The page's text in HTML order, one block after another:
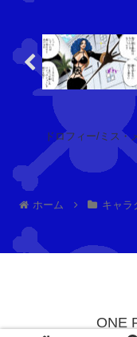
マ
ー
ジ
r.
ク
0)
ニ
ン
ドロフィー/ミス・
ホーム キャラ
ONE